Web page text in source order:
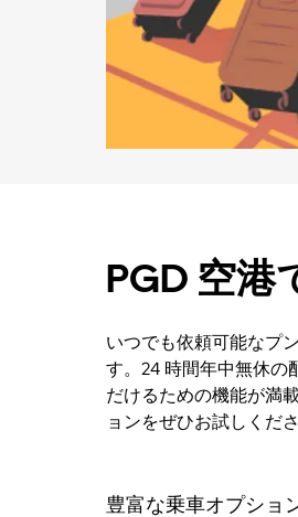
PGD 空港
いつでも依頼可能なプ
す。24 時間年中無休の
だけるための機能が満
ョンをぜひお試しくださ
豊富な乗車オプショ